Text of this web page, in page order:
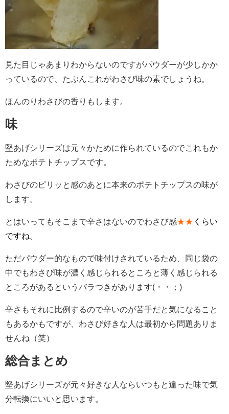
見た目じゃあまりわからないのですがパウダーが少しかか
っているので、たぶんこれがわさび味の素でしょうね。
ほんのりわさびの香りもします。
味
堅あげシリーズは元々かために作られているのでこれもか
ためなポテトチップスです。
わさびのピリッと感のあとに本来のポテトチップスの味が
します。
とはいってもそこまで辛さはないのでわさび感★★ くらい
ですね。
ただパウダー的なもので味付けされているため、同じ袋の
中でもわさび味が濃く感じられるところと薄く感じられる
ところがあるというバラつきがあります(・・；)
辛さもそれに比例するので辛いのが苦手だと気になること
もあるかもですが、わさび好きな人は最初から問題ありま
せんね（笑）
総合まとめ
堅あげシリーズが元々好きな人ならいつもと違った味で気
分転換にいいと思います。